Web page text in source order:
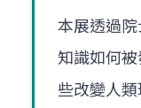
本展透過
知識如何
些改變人類